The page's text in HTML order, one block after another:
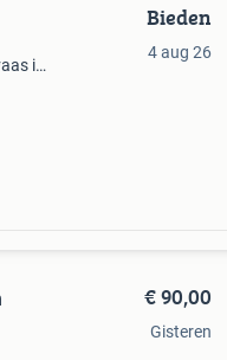
is
Bieden
4 aug 26
€ 90,00
Gisteren